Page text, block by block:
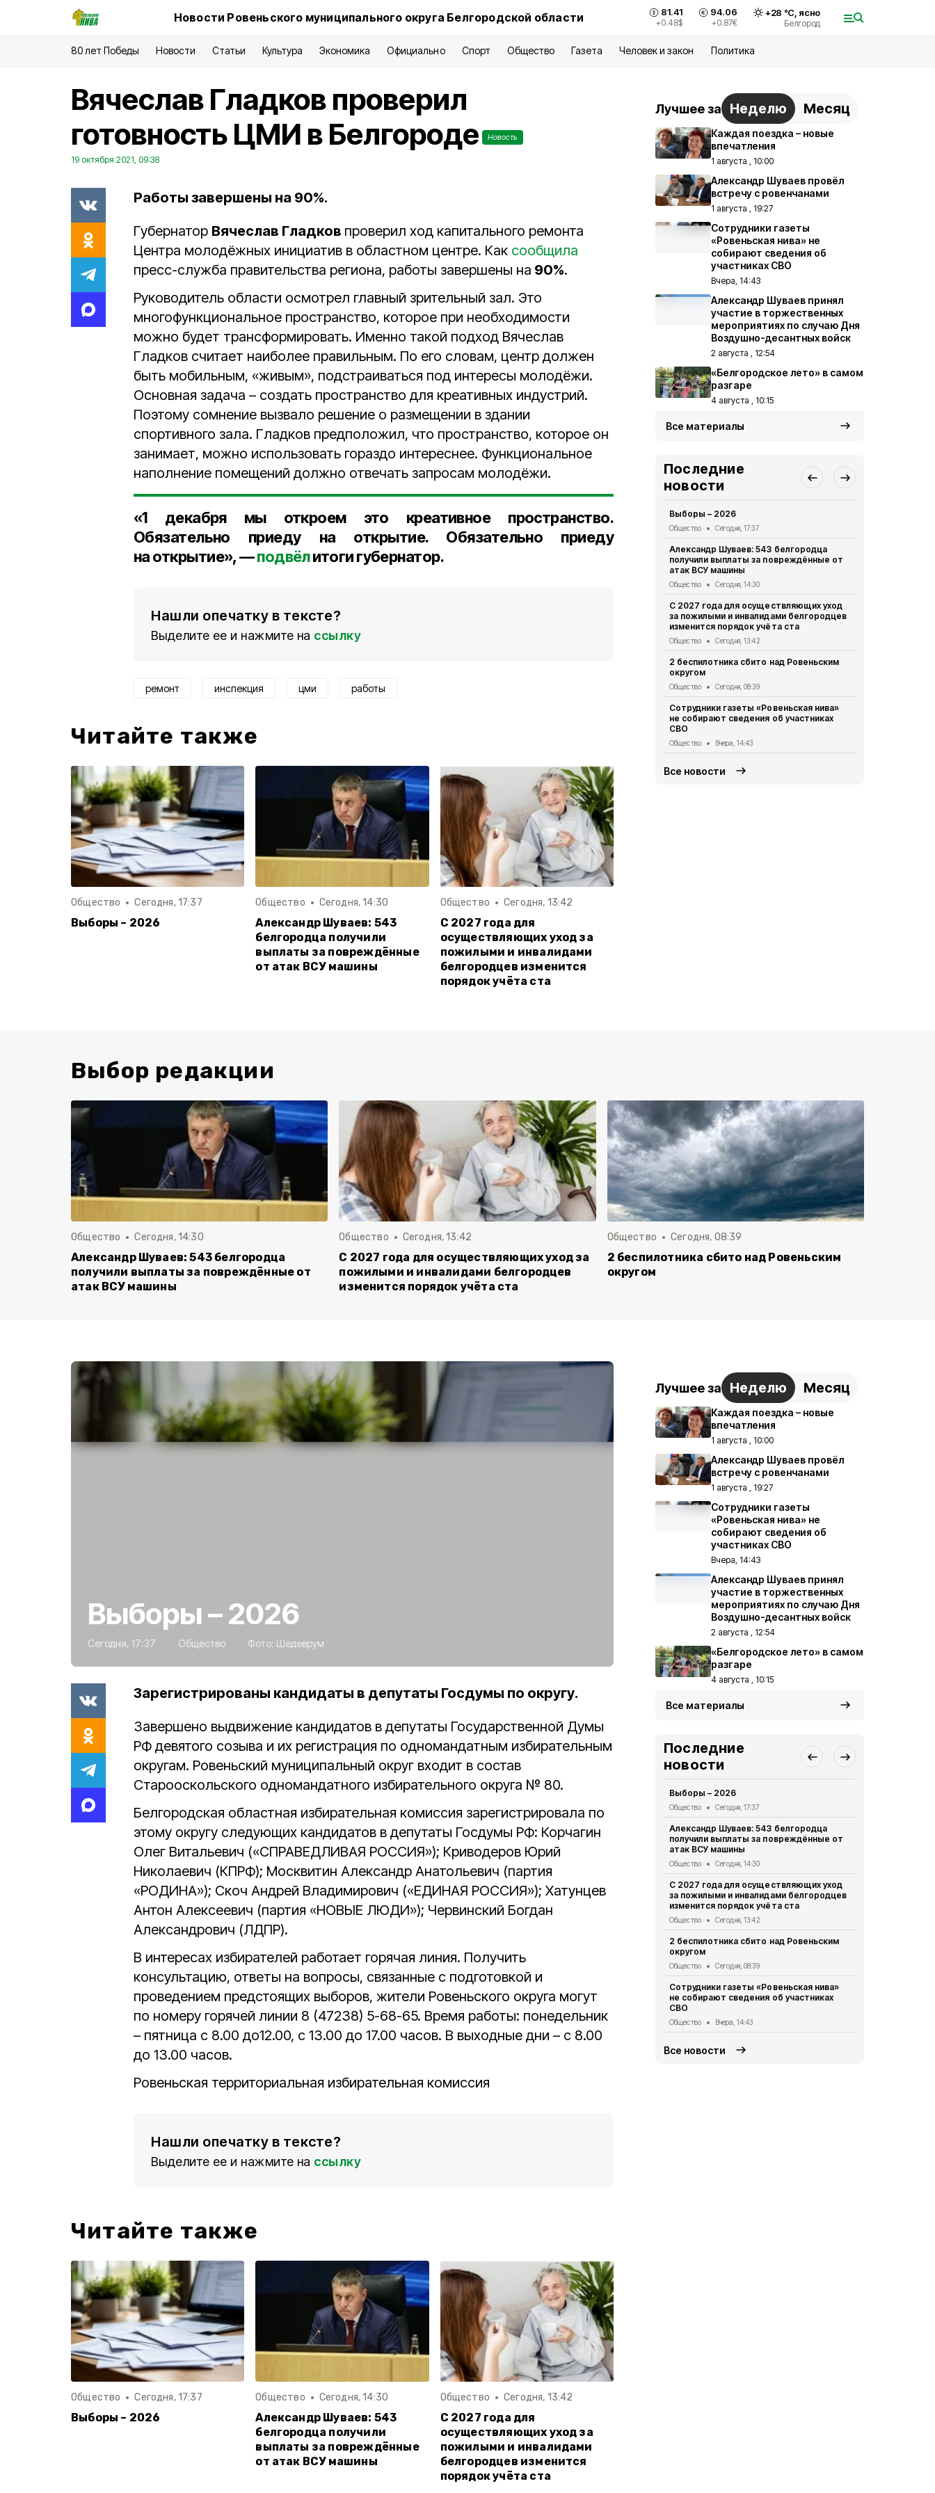
Новости Ровеньского муниципального округа Белгородской области 81.41
+0.48$
94.06
+0.87€
+28 °С, ясно
Белгород
80 лет Победы Новости Статьи Культура Экономика Официально Спорт Общество Газета Человек и закон Политика
Вячеслав Гладков проверил
готовность ЦМИ в Белгороде
Новость
19 октября 2021, 09:38
Работы завершены на 90%.
Губернатор Вячеслав Гладков проверил ход капитального ремонта
Центра молодёжных инициатив в областном центре. Как сообщила
пресс-служба правительства региона, работы завершены на 90%.
Руководитель области осмотрел главный зрительный зал. Это
многофункциональное пространство, которое при необходимости
можно будет трансформировать. Именно такой подход Вячеслав
Гладков считает наиболее правильным. По его словам, центр должен
быть мобильным, «живым», подстраиваться под интересы молодёжи.
Основная задача – создать пространство для креативных индустрий.
Поэтому сомнение вызвало решение о размещении в здании
спортивного зала. Гладков предположил, что пространство, которое он
занимает, можно использовать гораздо интереснее. Функциональное
наполнение помещений должно отвечать запросам молодёжи.
«1 декабря мы откроем это креативное пространство.
Обязательно приеду на открытие. Обязательно приеду
на открытие», —подвёлитоги губернатор.
Нашли опечатку в тексте?
Выделите ее и нажмите на ссылку
ремонт инспекция цми работы
Читайте также
Общество Сегодня, 17:37
Выборы – 2026
Общество Сегодня, 14:30
Александр Шуваев: 543
белгородца получили
выплаты за повреждённые
от атак ВСУ машины
Общество Сегодня, 13:42
С 2027 года для
осуществляющих уход за
пожилыми и инвалидами
белгородцев изменится
порядок учёта ста
Лучшее за Неделю Месяц
Каждая поездка – новые
впечатления
1 августа , 10:00
Александр Шуваев провёл
встречу с ровенчанами
1 августа , 19:27
Сотрудники газеты
«Ровеньская нива» не
собирают сведения об
участниках СВО
Вчера, 14:43
Александр Шуваев принял
участие в торжественных
мероприятиях по случаю Дня
Воздушно-десантных войск
2 августа , 12:54
«Белгородское лето» в самом
разгаре
4 августа , 10:15
Все материалы
Последние
новости
Выборы – 2026
Общество Сегодня, 17:37
Александр Шуваев: 543 белгородца
получили выплаты за повреждённые от
атак ВСУ машины
Общество Сегодня, 14:30
С 2027 года для осуществляющих уход
за пожилыми и инвалидами белгородцев
изменится порядок учёта ста
Общество Сегодня, 13:42
2 беспилотника сбито над Ровеньским
округом
Общество Сегодня, 08:39
Сотрудники газеты «Ровеньская нива»
не собирают сведения об участниках
СВО
Общество Вчера, 14:43
Все новости
Выбор редакции
Общество Сегодня, 14:30
Александр Шуваев: 543 белгородца
получили выплаты за повреждённые от
атак ВСУ машины
Общество Сегодня, 13:42
С 2027 года для осуществляющих уход за
пожилыми и инвалидами белгородцев
изменится порядок учёта ста
Общество Сегодня, 08:39
2 беспилотника сбито над Ровеньским
округом
Выборы – 2026
Сегодня, 17:37 Общество Фото: Шедеврум
Зарегистрированы кандидаты в депутаты Госдумы по округу.
Завершено выдвижение кандидатов в депутаты Государственной Думы
РФ девятого созыва и их регистрация по одномандатным избирательным
округам. Ровеньский муниципальный округ входит в состав
Старооскольского одномандатного избирательного округа № 80.
Белгородская областная избирательная комиссия зарегистрировала по
этому округу следующих кандидатов в депутаты Госдумы РФ: Корчагин
Олег Витальевич («СПРАВЕДЛИВАЯ РОССИЯ»); Криводеров Юрий
Николаевич (КПРФ); Москвитин Александр Анатольевич (партия
«РОДИНА»); Скоч Андрей Владимирович («ЕДИНАЯ РОССИЯ»); Хатунцев
Антон Алексеевич (партия «НОВЫЕ ЛЮДИ»); Червинский Богдан
Александрович (ЛДПР).
В интересах избирателей работает горячая линия. Получить
консультацию, ответы на вопросы, связанные с подготовкой и
проведением предстоящих выборов, жители Ровеньского округа могут
по номеру горячей линии 8 (47238) 5-68-65. Время работы: понедельник
– пятница с 8.00 до12.00, с 13.00 до 17.00 часов. В выходные дни – с 8.00
до 13.00 часов.
Ровеньская территориальная избирательная комиссия
Нашли опечатку в тексте?
Выделите ее и нажмите на ссылку
Читайте также
Общество Сегодня, 17:37
Выборы – 2026
Общество Сегодня, 14:30
Александр Шуваев: 543
белгородца получили
выплаты за повреждённые
от атак ВСУ машины
Общество Сегодня, 13:42
С 2027 года для
осуществляющих уход за
пожилыми и инвалидами
белгородцев изменится
порядок учёта ста
Лучшее за Неделю Месяц
Каждая поездка – новые
впечатления
1 августа , 10:00
Александр Шуваев провёл
встречу с ровенчанами
1 августа , 19:27
Сотрудники газеты
«Ровеньская нива» не
собирают сведения об
участниках СВО
Вчера, 14:43
Александр Шуваев принял
участие в торжественных
мероприятиях по случаю Дня
Воздушно-десантных войск
2 августа , 12:54
«Белгородское лето» в самом
разгаре
4 августа , 10:15
Все материалы
Последние
новости
Выборы – 2026
Общество Сегодня, 17:37
Александр Шуваев: 543 белгородца
получили выплаты за повреждённые от
атак ВСУ машины
Общество Сегодня, 14:30
С 2027 года для осуществляющих уход
за пожилыми и инвалидами белгородцев
изменится порядок учёта ста
Общество Сегодня, 13:42
2 беспилотника сбито над Ровеньским
округом
Общество Сегодня, 08:39
Сотрудники газеты «Ровеньская нива»
не собирают сведения об участниках
СВО
Общество Вчера, 14:43
Все новости